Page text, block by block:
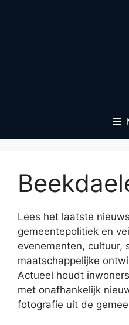
Lees het laatste
gemeentepolitiek en
evenementen, cultuur,
maatschappelijke
Actueel houdt
met onafhankelijk
fotografie uit de